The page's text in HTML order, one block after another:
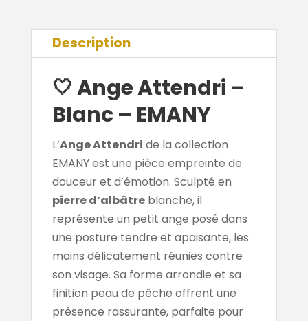
Description
🤍 Ange Attendri –
Blanc – EMANY
L’Ange Attendri de la collection
EMANY est une pièce empreinte de
douceur et d’émotion. Sculpté en
pierre d’albâtreblanche, il
représente un petit ange posé dans
une posture tendre et apaisante, les
mains délicatement réunies contre
son visage. Sa forme arrondie et sa
finition peau de pêche offrent une
présence rassurante, parfaite pour